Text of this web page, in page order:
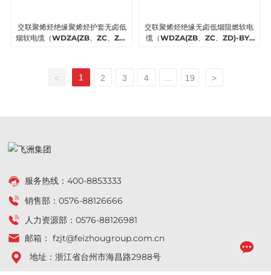
交联聚烯烃绝缘聚烯烃护套无卤低
烟软电缆（WDZA(ZB、ZC、ZD)
交联聚烯烃绝缘无卤低烟阻燃软电
缆（WDZA(ZB、ZC、ZD)-BYJ
< 1 2 3 4 19 >
服务热线：400-8853333
销售部：0576-88126666
人力资源部：0576-88126981
邮箱： fzjt@feizhougroup.com.cn
地址：浙江省台州市海昌路2988号